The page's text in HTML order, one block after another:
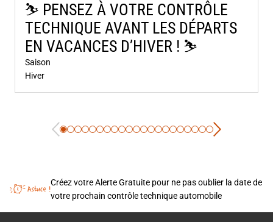
⛷️​ PENSEZ À VOTRE CONTRÔLE
TECHNIQUE AVANT LES DÉPARTS
EN VACANCES D’HIVER ! ⛷️​
Saison
Hiver
Créez votre Alerte Gratuite pour ne pas oublier la date de
votre prochain contrôle technique automobile